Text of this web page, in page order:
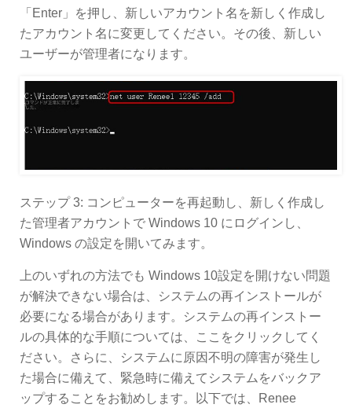
「Enter」を押し、新しいアカウント名を新しく作成し
たアカウント名に変更してください。その後、新しい
ユーザーが管理者になります。
ステップ 3: コンピューターを再起動し、新しく作成し
た管理者アカウントで Windows 10 にログインし、
Windows の設定を開いてみます。
上のいずれの方法でも Windows 10設定を開けない問題
が解決できない場合は、システムの再インストールが
必要になる場合があります。システムの再インストー
ルの具体的な手順については、ここをクリックしてく
ださい。さらに、システムに原因不明の障害が発生し
た場合に備えて、緊急時に備えてシステムをバックア
ップすることをお勧めします。以下では、Renee